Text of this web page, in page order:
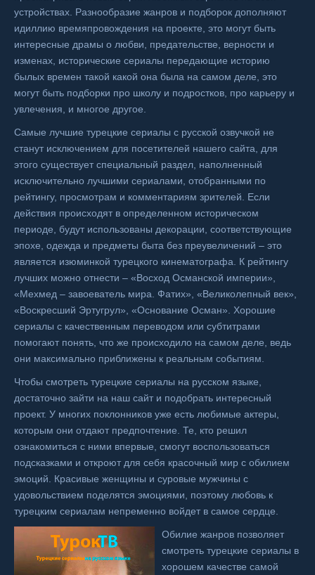
устройствах. Разнообразие жанров и подборок дополняют
идиллию времяпровождения на проекте, это могут быть
интересные драмы о любви, предательстве, верности и
изменах, исторические сериалы передающие историю
былых времен такой какой она была на самом деле, это
могут быть подборки про школу и подростков, про карьеру и
увлечения, и многое другое.
Самые лучшие турецкие сериалы с русской озвучкой не
станут исключением для посетителей нашего сайта, для
этого существует специальный раздел, наполненный
исключительно лучшими сериалами, отобранными по
рейтингу, просмотрам и комментариям зрителей. Если
действия происходят в определенном историческом
периоде, будут использованы декорации, соответствующие
эпохе, одежда и предметы быта без преувеличений – это
является изюминкой турецкого кинематографа. К рейтингу
лучших можно отнести – «Восход Османской империи»,
«Мехмед – завоеватель мира. Фатих», «Великолепный век»,
«Воскресший Эртугрул», «Основание Осман». Хорошие
сериалы с качественным переводом или субтитрами
помогают понять, что же происходило на самом деле, ведь
они максимально приближены к реальным событиям.
Чтобы смотреть турецкие сериалы на русском языке,
достаточно зайти на наш сайт и подобрать интересный
проект. У многих поклонников уже есть любимые актеры,
которым они отдают предпочтение. Те, кто решил
ознакомиться с ними впервые, смогут воспользоваться
подсказками и откроют для себя красочный мир с обилием
эмоций. Красивые женщины и суровые мужчины с
удовольствием поделятся эмоциями, поэтому любовь к
турецким сериалам непременно войдет в самое сердце.
Обилие жанров позволяет
смотреть турецкие сериалы в
хорошем качестве самой